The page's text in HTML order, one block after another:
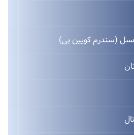
عسل (سندرم کویین بی)